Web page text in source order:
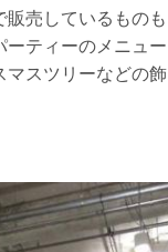
売しているものも
ーティーのメニュー
マスツリーなどの飾